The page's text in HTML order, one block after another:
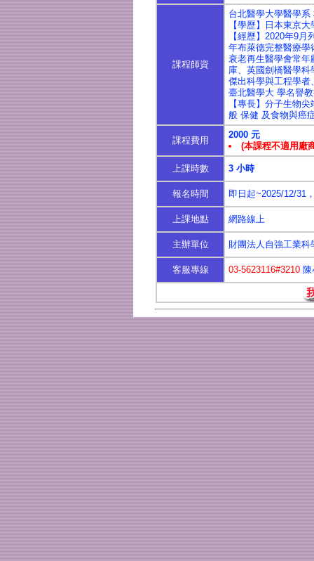
課程師資
台北醫學大學醫學
【學歷】日本東京
【經歷】2020年9
年布萊德完整醫療學
衰老再生醫學會常年
庫、英國劍橋醫學
傑出科學與工程學者
臺北醫學大 學名譽
【專長】分子生物
般 保健 及食物與癌
課程費用
2000 元
(本課程不適用廠
上課時數 3 小時
報名時間 即日起~2025/12/31
上課地點 網路線上
主辦單位 財團法人自強工業科
客服專線 03-5623116#3210